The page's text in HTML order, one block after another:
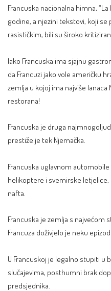
Francuska nacionalna himna,
godine, a njezini tekstovi, koji
rasističkim, bili su široko
Iako Francuska ima sjajnu
da Francuzi jako vole američku
zemlja u kojoj ima najviše lanaca
restorana!
Francuska je druga
prestiže je tek Njemačka.
Francuska uglavnom
helikoptere i svemirske letjelice,
nafta.
Francuska je zemlja s najvećom
Francuza doživjelo je neku
U Francuskoj je legalno stupiti
slučajevima, posthumni brak
predsjednika.